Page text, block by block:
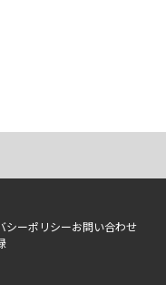
シーポリシーお問い合わせ